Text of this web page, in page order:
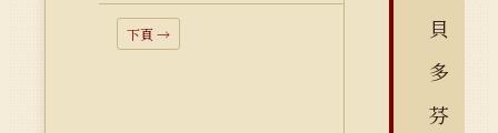
下頁 →
貝
多
芬